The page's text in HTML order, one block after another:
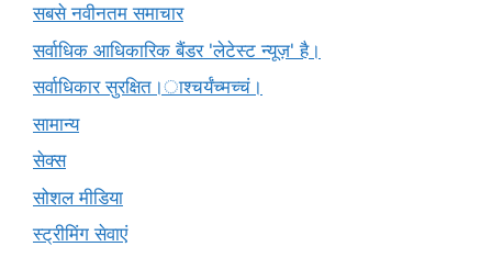
सबसे नवीनतम समाचार
सर्वाधिक आधिकारिक बैंडर 'लेटेस्ट न्यूज़' है।
सर्वाधिकार सुरक्षित।ाश्चर्यंच्मच्चं।
सामान्य
सेक्स
सोशल मीडिया
स्ट्रीमिंग सेवाएं